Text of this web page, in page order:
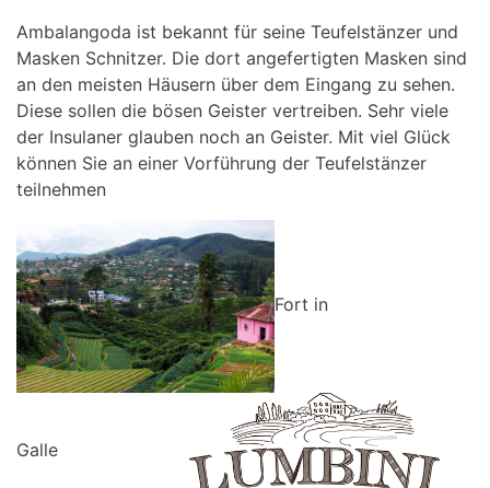
Ambalangoda ist bekannt für seine Teufelstänzer und
Masken Schnitzer. Die dort angefertigten Masken sind
an den meisten Häusern über dem Eingang zu sehen.
Diese sollen die bösen Geister vertreiben. Sehr viele
der Insulaner glauben noch an Geister. Mit viel Glück
können Sie an einer Vorführung der Teufelstänzer
teilnehmen
Fort in
Galle